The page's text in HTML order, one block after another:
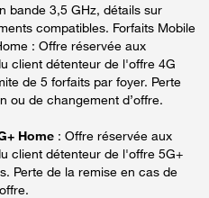
bande 3,5 GHz, détails sur
compatibles. Forfaits Mobile
: Offre réservée aux
client détenteur de l'offre 4G
de 5 forfaits par foyer. Perte
ou de changement d’offre.
Home : Offre réservée aux
client détenteur de l'offre 5G+
Perte de la remise en cas de